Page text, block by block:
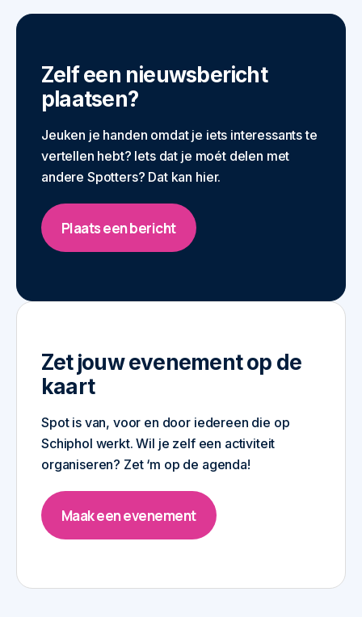
Zelf een nieuwsbericht
plaatsen?
Jeuken je handen omdat je iets interessants te
vertellen hebt? Iets dat je moét delen met
andere Spotters? Dat kan hier.
Plaats een bericht
Zet jouw evenement op de
kaart
Spot is van, voor en door iedereen die op
Schiphol werkt. Wil je zelf een activiteit
organiseren? Zet ‘m op de agenda!
Maak een evenement